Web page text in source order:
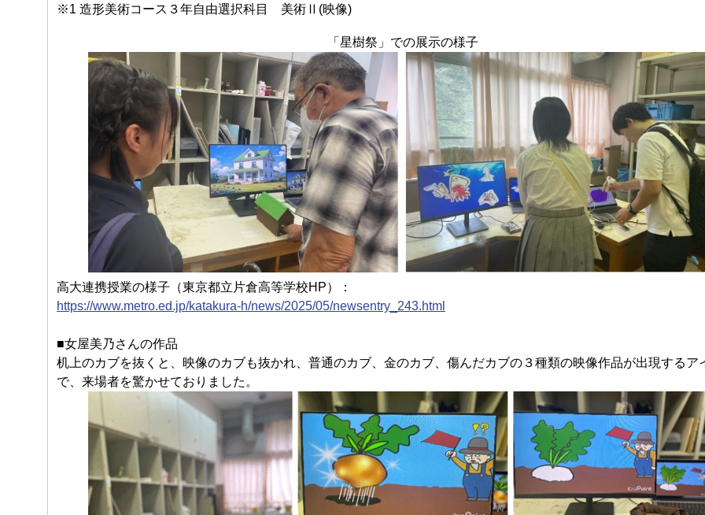
※1 造形美術コース３年自由選択科目 美術Ⅱ(映像)
「星樹祭」での展示の様子
高大連携授業の様子（東京都立片倉高等学校HP）：
https://www.metro.ed.jp/katakura-h/news/2025/05/newsentry_243.html
■女屋美乃さんの作品
机上のカブを抜くと、映像のカブも抜かれ、普通のカブ、金のカブ、傷んだカブの３種類の映像作品が出現するア
で、来場者を驚かせておりました。